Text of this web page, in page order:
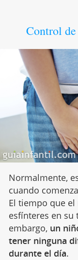
Control
Normalmente,
cuando
El tiempo que
esfínteres en su
embargo, un
tener ninguna
durante el día.